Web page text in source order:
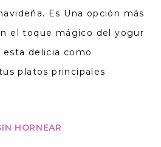
Es Una opción más
el toque mágico del yogur
delicia como
platos principales
HORNEAR